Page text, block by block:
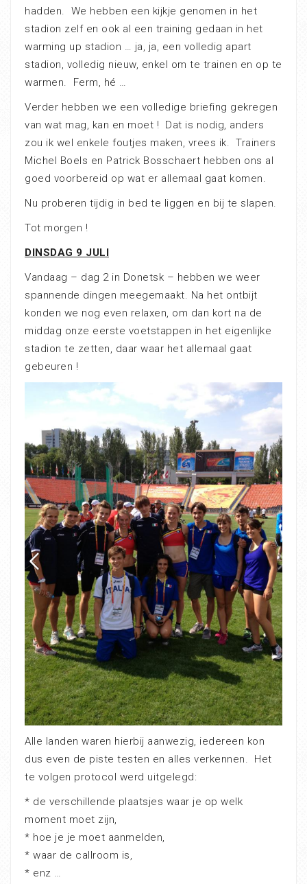
hadden.
We hebben een kijkje genomen in het
stadion zelf en ook al een training gedaan in het
warming up stadion … ja, ja, een volledig apart
stadion, volledig nieuw, enkel om te trainen en op te
warmen.
Ferm, hé …
Verder hebben we een volledige briefing gekregen
van wat mag, kan en moet ! Dat is nodig, anders
zou ik wel enkele foutjes maken, vrees ik. Trainers
Michel Boels en Patrick Bosschaert hebben ons al
goed voorbereid op wat er allemaal gaat komen.
Nu proberen tijdig in bed te liggen en bij te slapen.
Tot morgen !
DINSDAG 9 JULI
Vandaag – dag 2 in Donetsk – hebben we weer
spannende dingen meegemaakt. Na het ontbijt
konden we nog even relaxen, om dan kort na de
middag onze eerste voetstappen in het eigenlijke
stadion te zetten, daar waar het allemaal gaat
gebeuren !
Alle landen waren hierbij aanwezig, iedereen kon
dus even de piste testen en alles verkennen.
Het
te volgen protocol werd uitgelegd:
* de verschillende plaatsjes waar je op welk
moment moet zijn,
* hoe je je moet aanmelden,
* waar de callroom is,
* enz …